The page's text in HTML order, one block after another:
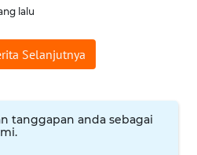
lalu
Selanjutnya
tanggapan anda sebagai